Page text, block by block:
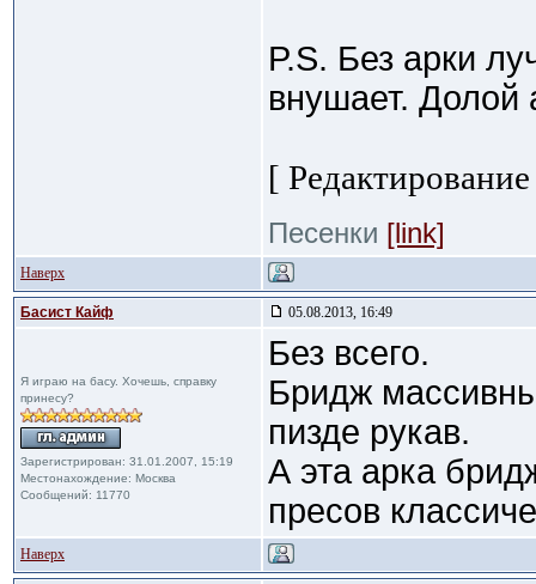
P.S. Без арки
внушает. Долой
[
Песенки [link]
Наверх
Басист Кайф 05.08.2013, 16:49
Я играю на басу. Хочешь, справку
принесу?
Зарегистрирован: 31.01.2007, 15:19
Местонахождение: Москва
Сообщений: 11770
Без всего.
Бридж
пизде рукав.
А эта арка
пресов
Наверх